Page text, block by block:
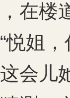
在楼
悦姐
会儿